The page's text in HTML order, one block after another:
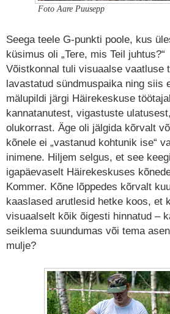
Foto Aare Puusepp
Seega teele G-punkti poole, kus
küsimus oli „Tere, mis Teil juhtus?“
Võistkonnal tuli visuaalse vaatluse
lavastatud sündmuspaika ning siis
mälupildi järgi Häirekeskuse
kannatanutest, vigastuste
olukorrast. Äge oli jälgida kõrvalt
kõnele ei „vastanud kohtunik ise“
inimene. Hiljem selgus, et see
igapäevaselt Häirekeskuses
Kommer. Kõne lõppedes kõrvalt
kaaslased arutlesid hetke koos, et
visuaalselt kõik õigesti hinnatud –
seiklema suundumas või tema
mulje?